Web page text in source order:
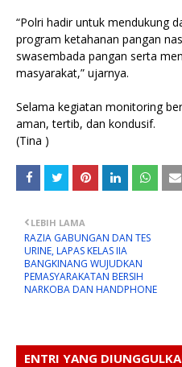
“Polri hadir untuk mendukung
program ketahanan pangan
swasembada pangan serta
masyarakat,” ujarnya.
Selama kegiatan monitoring
aman, tertib, dan kondusif.
(Tina )
LEBIH LAMA
RAZIA GABUNGAN DAN TES
URINE, LAPAS KELAS IIA
BANGKINANG WUJUDKAN
PEMASYARAKATAN BERSIH
NARKOBA DAN HANDPHONE
ENTRI YANG